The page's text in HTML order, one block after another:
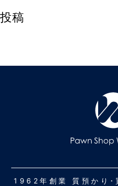
投稿
1962年創業 質預かり･